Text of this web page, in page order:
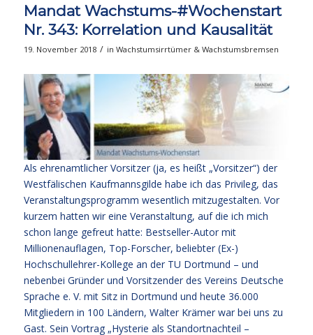
Mandat Wachstums-#Wochenstart
Nr. 343: Korrelation und Kausalität
19. November 2018 / in Wachstumsirrtümer & Wachstumsbremsen
Als ehrenamtlicher Vorsitzer (ja, es heißt „Vorsitzer“) der
Westfälischen Kaufmannsgilde habe ich das Privileg, das
Veranstaltungsprogramm wesentlich mitzugestalten. Vor
kurzem hatten wir eine Veranstaltung, auf die ich mich
schon lange gefreut hatte: Bestseller-Autor mit
Millionenauflagen, Top-Forscher, beliebter (Ex-)
Hochschullehrer-Kollege an der TU Dortmund – und
nebenbei Gründer und Vorsitzender des Vereins Deutsche
Sprache e. V. mit Sitz in Dortmund und heute 36.000
Mitgliedern in 100 Ländern, Walter Krämer war bei uns zu
Gast. Sein Vortrag „Hysterie als Standortnachteil –